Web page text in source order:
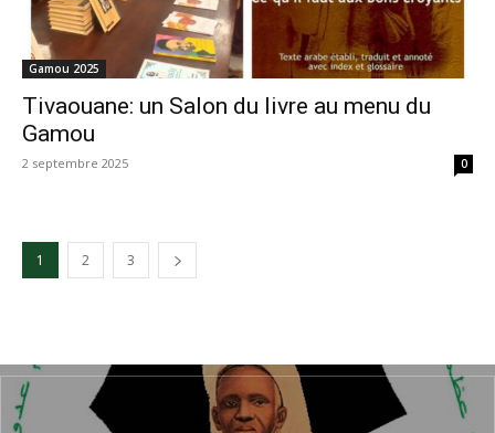
Gamou 2025
Tivaouane: un Salon du livre au menu du
Gamou
2 septembre 2025 0
1 2 3